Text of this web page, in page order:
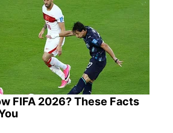
FIFA 2026? These Facts